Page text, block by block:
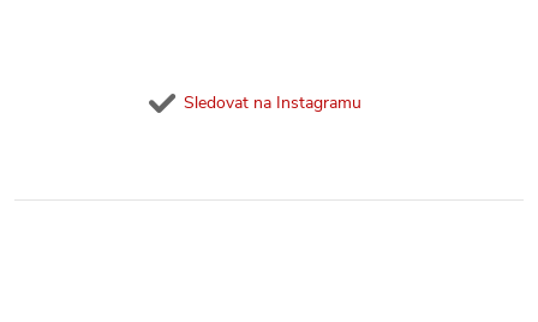
Sledovat na Instagramu